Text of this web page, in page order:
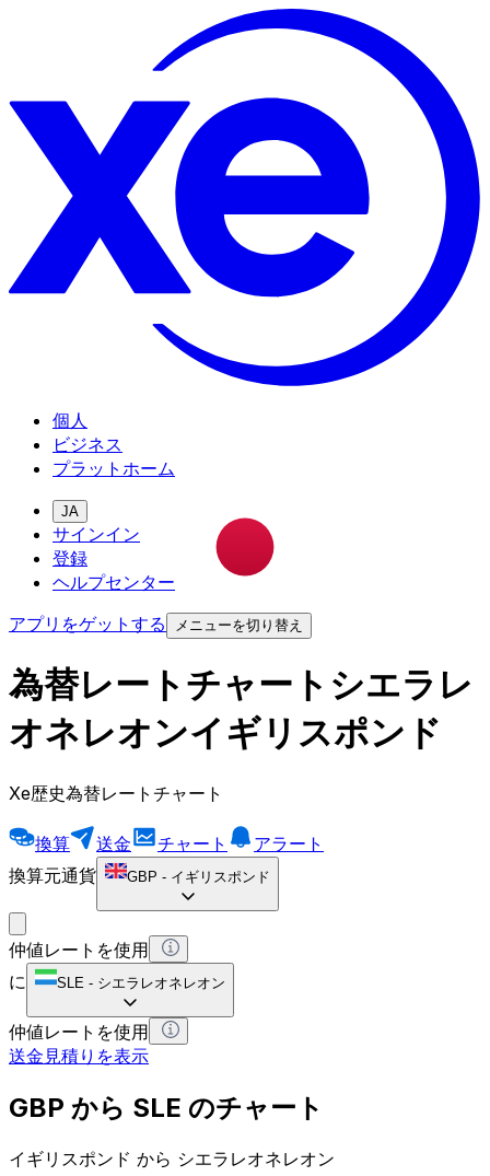
個人
ビジネス
プラットホーム
JA
サインイン
登録
ヘルプセンター
アプリをゲットする
メニューを切り替え
為替レートチャートシエラレ
オネレオンイギリスポンド
Xe歴史為替レートチャート
換算 送金 チャート
アラート
換算元通貨
GBP - イギリスポンド
仲値レートを使用
に
SLE - シエラレオネレオン
仲値レートを使用
送金見積りを表示
GBP から SLE のチャート
イギリスポンド から シエラレオネレオン